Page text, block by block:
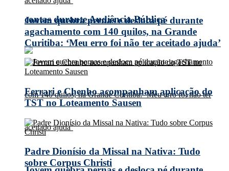
contas durante Audiência Pública
Jovem quebra pernas e desloca pé durante
agachamento com 140 quilos, na Grande
Curitiba: ‘Meu erro foi não ter aceitado ajuda’
Ferrari e Chenho acompanham aplicação do
TST no Loteamento Sausen
Padre Dionísio da Missal na Nativa: Tudo
sobre Corpus Christi